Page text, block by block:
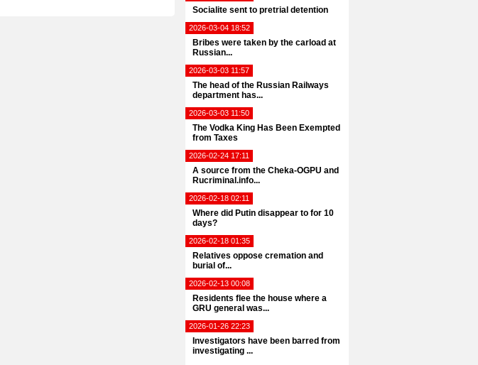
Socialite sent to pretrial detention
2026-03-04 18:52
Bribes were taken by the carload at
Russian...
2026-03-03 11:57
The head of the Russian Railways
department has...
2026-03-03 11:50
The Vodka King Has Been Exempted
from Taxes
2026-02-24 17:11
A source from the Cheka-OGPU and
Rucriminal.info...
2026-02-18 02:11
Where did Putin disappear to for 10
days?
2026-02-18 01:35
Relatives oppose cremation and
burial of...
2026-02-13 00:08
Residents flee the house where a
GRU general was...
2026-01-26 22:23
Investigators have been barred from
investigating ...